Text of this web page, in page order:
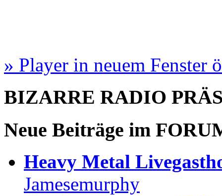
» Player in neuem Fenster
BIZARRE RADIO
Neue Beiträge im
Heavy Metal
Jamesemurphy